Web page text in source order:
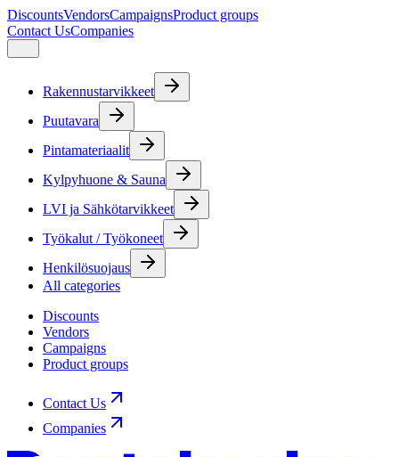
DiscountsVendorsCampaignsProduct groups
Contact UsCompanies
Rakennustarvikkeet
Puutavara
Pintamateriaalit
Kylpyhuone & Sauna
LVI ja Sähkötarvikkeet
Työkalut / Työkoneet
Henkilösuojaus
All categories
Discounts
Vendors
Campaigns
Product groups
Contact Us
Companies